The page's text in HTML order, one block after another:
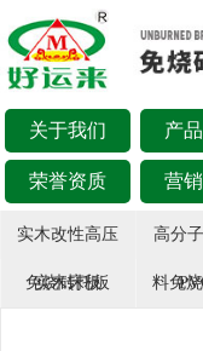
关于我们 产
荣誉资质 营
实木改性高压
免烧砖托板
高分
料免
实木床板